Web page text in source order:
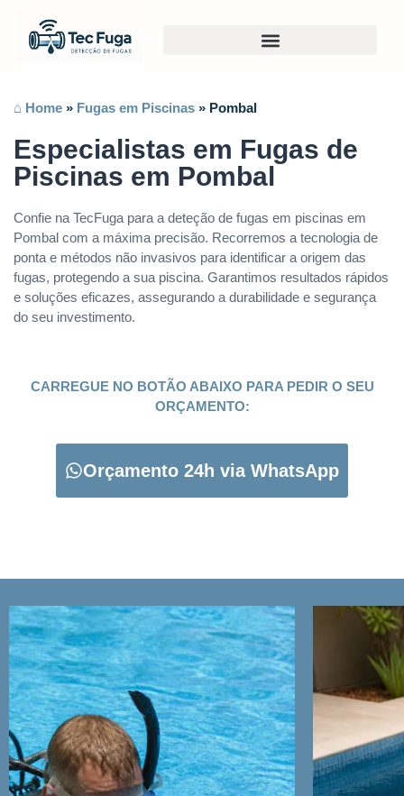
⌂ Home » Fugas em Piscinas » Pombal
Especialistas em Fugas de
Piscinas em Pombal
Confie na TecFuga para a deteção de fugas em piscinas em
Pombal com a máxima precisão. Recorremos a tecnologia de
ponta e métodos não invasivos para identificar a origem das
fugas, protegendo a sua piscina. Garantimos resultados rápidos
e soluções eficazes, assegurando a durabilidade e segurança
do seu investimento.
CARREGUE NO BOTÃO ABAIXO PARA PEDIR O SEU
ORÇAMENTO:
Orçamento 24h via WhatsApp